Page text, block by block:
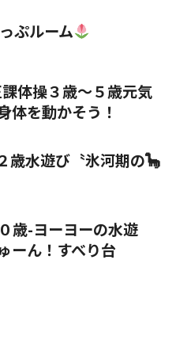
わせ
5161
届出書類
ぷルーム
体操３歳～５歳元気
体を動かそう！
歳水遊び〝氷河期の🦕
０歳-ヨーヨーの水遊
ーん！すべり台